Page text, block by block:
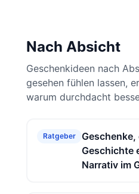
Nach Absicht
Geschenkideen nach
gesehen fühlen lassen,
warum durchdacht
Ratgeber
Geschenke,
Geschichte
Narrativ im